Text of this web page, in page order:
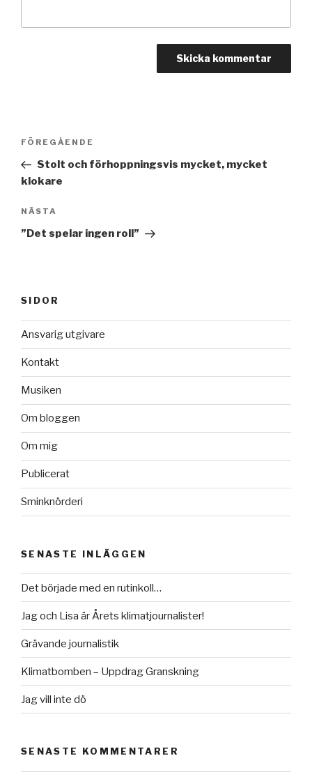
Inläggsnavigering
Föregående
inlägg
FÖREGÅENDE
Stolt och förhoppningsvis mycket, mycket
klokare
Nästa
inlägg
NÄSTA
”Det spelar ingen roll”
SIDOR
Ansvarig utgivare
Kontakt
Musiken
Om bloggen
Om mig
Publicerat
Sminknörderi
SENASTE INLÄGGEN
Det började med en rutinkoll…
Jag och Lisa är Årets klimatjournalister!
Grävande journalistik
Klimatbomben – Uppdrag Granskning
Jag vill inte dö
SENASTE KOMMENTARER